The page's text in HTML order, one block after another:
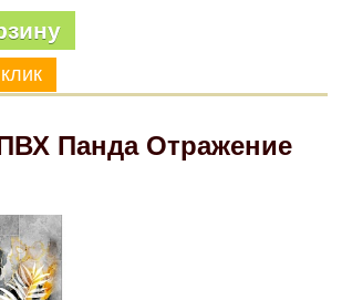
Панда Отражение